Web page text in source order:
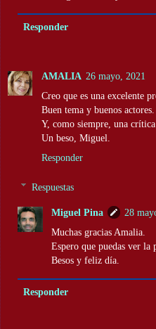
Responder
AMALIA 26 mayo, 2021
Creo que es una excelente
Buen tema y buenos actores.
Y, como siempre, una crítica
Un beso, Miguel.
Responder
Respuestas
Miguel Pina
28
Muchas gracias Amalia.
Espero que puedas ver la
Besos y feliz día.
Responder